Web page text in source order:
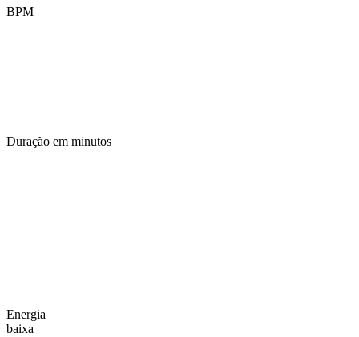
BPM
Duração em minutos
Energia
baixa